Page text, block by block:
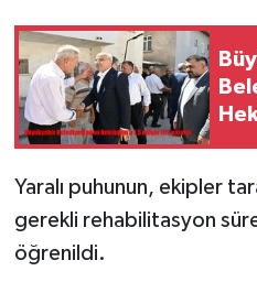
Yaralı puhunun, ekipler
gerekli rehabilitasyon
öğrenildi.